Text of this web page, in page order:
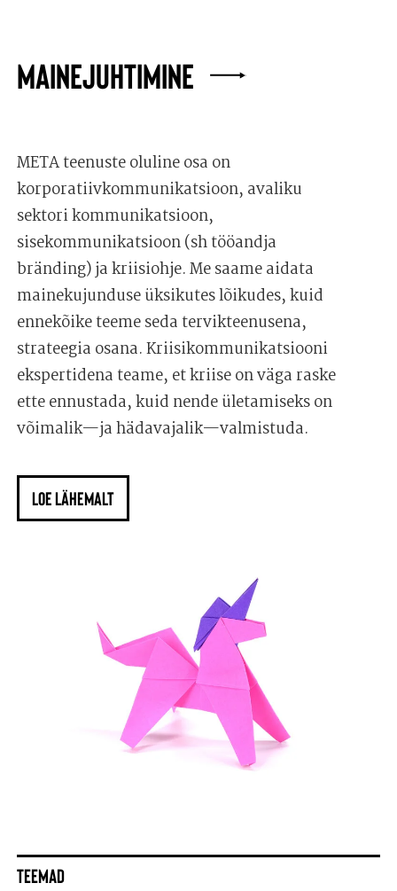
MAINEJUHTIMINE
TEEMAD
META teenuste oluline osa on
korporatiivkommunikatsioon, avaliku
sektori kommunikatsioon,
sisekommunikatsioon (sh tööandja
bränding) ja kriisiohje. Me saame aidata
mainekujunduse üksikutes lõikudes, kuid
ennekõike teeme seda tervikteenusena,
strateegia osana. Kriisikommunikatsiooni
ekspertidena teame, et kriise on väga raske
ette ennustada, kuid nende ületamiseks on
võimalik—ja hädavajalik—valmistuda.
LOE LÄHEMALT